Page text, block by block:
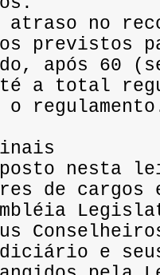
atraso no
previstos
após 60
a total
o
nesta
de cargos
e